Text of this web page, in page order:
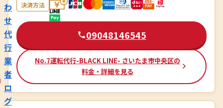
わ
せ
代
行
業
者
ロ
グ
決済方法
09048146545
No.7運転代行-BLACK LINE- さいたま市中央区の
料金・詳細を見る